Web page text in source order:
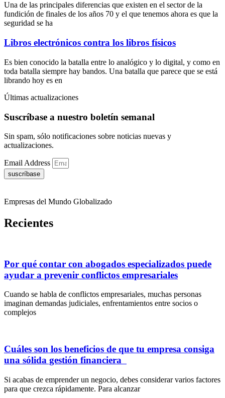
Una de las principales diferencias que existen en el sector de la
fundición de finales de los años 70 y el que tenemos ahora es que la
seguridad se ha
Libros electrónicos contra los libros físicos
Es bien conocido la batalla entre lo analógico y lo digital, y como en
toda batalla siempre hay bandos. Una batalla que parece que se está
librando hoy es en
Últimas actualizaciones
Suscríbase a nuestro boletín semanal
Sin spam, sólo notificaciones sobre noticias nuevas y
actualizaciones.
Email Address
suscríbase
Empresas del Mundo Globalizado
Recientes
Por qué contar con abogados especializados puede
ayudar a prevenir conflictos empresariales
Cuando se habla de conflictos empresariales, muchas personas
imaginan demandas judiciales, enfrentamientos entre socios o
complejos
Cuáles son los beneficios de que tu empresa consiga
una sólida gestión financiera
Si acabas de emprender un negocio, debes considerar varios factores
para que crezca rápidamente. Para alcanzar